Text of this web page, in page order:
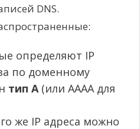
DNS.
определяют IP
по доменному
тип А(или АААА для
же IP адреса можно